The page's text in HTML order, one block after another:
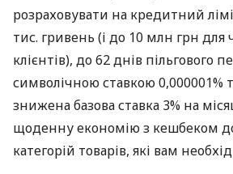
розраховувати на кредитний
тис. гривень (і до 10 млн грн
клієнтів), до 62 днів пільгового
символічною ставкою 0,000001%
знижена базова ставка 3% на
щоденну економію з кешбеком
категорій товарів, які вам